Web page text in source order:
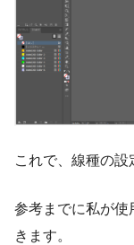
これで、線種の設
参考までに私が使
きます。